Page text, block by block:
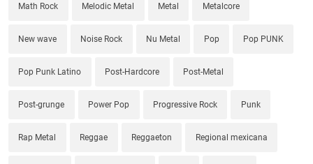
Math Rock Melodic Metal Metal Metalcore
New wave Noise Rock Nu Metal Pop Pop PUNK
Pop Punk Latino Post-Hardcore Post-Metal
Post-grunge Power Pop Progressive Rock Punk
Rap Metal Reggae Reggaeton Regional mexicana